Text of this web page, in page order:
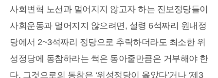
사회변혁 노선과 멀어지지 않고자 하는 진보정당들이
사회운동과 멀어지지 않으려면, 설령 6석짜리 원내정
당에서 2~3석짜리 정당으로 추락하더라도 최소한 위
성정당에 동참하라는 썩은 동아줄만큼은 거부해야 한
다. 그것으로의 동참은 ‘위성정당이 옳았다’거나 ‘제3